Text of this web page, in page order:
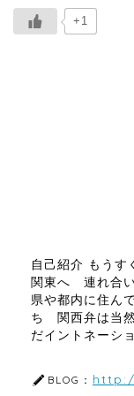
+1
自己紹介 もう
関東へ 連れ合
県や都内に住ん
ち 関西弁は当
だイントネーシ
BLOG：